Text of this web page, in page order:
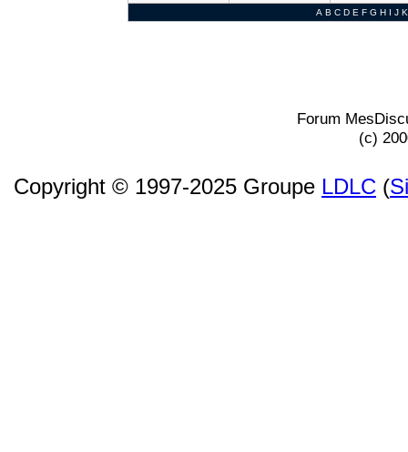
A B C D E F G H I J K
Forum
(c)
Copyright © 1997-2025 Groupe LDLC (